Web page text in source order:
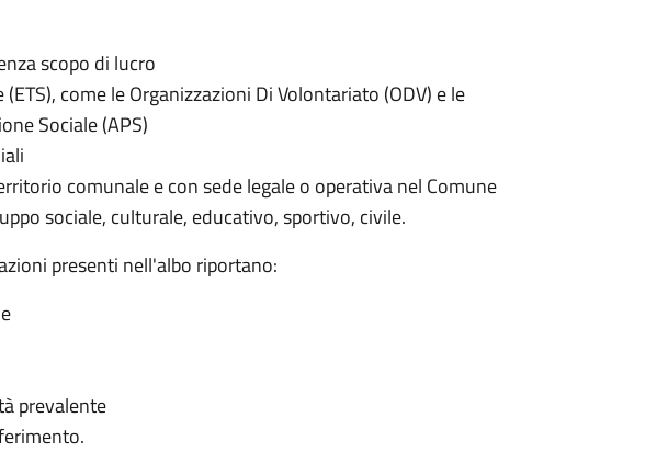
scopo di lucro
come le Organizzazioni Di Volontariato (ODV) e le
Sociale (APS)
comunale e con sede legale o operativa nel Comune
sociale, culturale, educativo, sportivo, civile.
presenti nell'albo riportano:
prevalente